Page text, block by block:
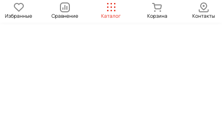
Избранные Сравнение Каталог Корзина Контакты